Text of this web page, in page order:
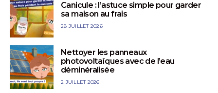
Canicule : l’astuce simple pour garder
sa maison au frais
28 JUILLET 2026
Nettoyer les panneaux
photovoltaïques avec de l’eau
déminéralisée
2 JUILLET 2026